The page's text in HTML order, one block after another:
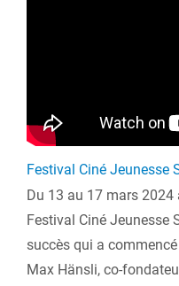
Festival Ciné Jeunesse
Du 13 au 17 mars
Festival Ciné Jeunesse
succès qui a
Max Hänsli, co-